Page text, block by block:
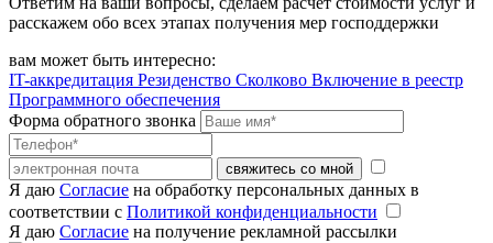
расскажем обо всех этапах получения мер господдержки
вам может быть интересно:
IT-аккредитация Резиденство Сколково Включение в реестр
Программного обеспечения
Форма обратного звонка
свяжитесь со мной
Я даю Согласие на обработку персональных данных в
соответствии с Политикой конфиденциальности
Я даю Согласие на получение рекламной рассылки